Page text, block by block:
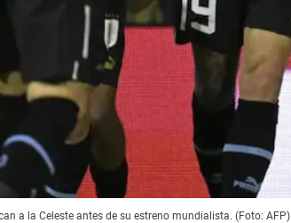
a la Celeste antes de su estreno mundialista. (Foto: AFP)